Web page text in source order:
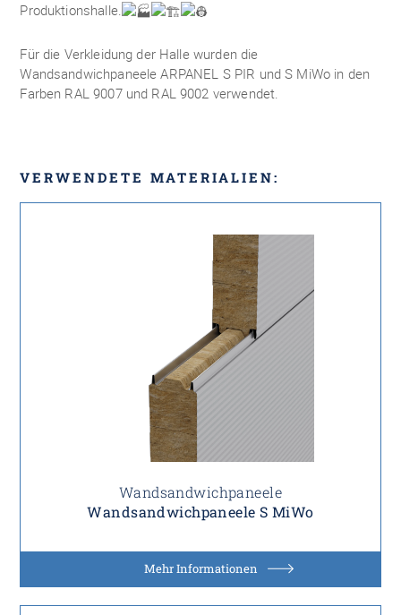
Produktionshalle.
Für die Verkleidung der Halle wurden die
Wandsandwichpaneele ARPANEL S PIR und S MiWo in den
Farben RAL 9007 und RAL 9002 verwendet.
VERWENDETE MATERIALIEN:
Wandsandwichpaneele
Wandsandwichpaneele S MiWo
Mehr Informationen